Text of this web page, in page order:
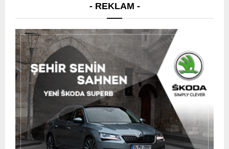
- REKLAM -